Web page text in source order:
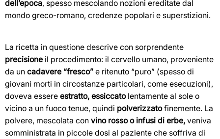
dell’epoca, spesso mescolando nozioni ereditate dal
mondo greco-romano, credenze popolari e superstizioni.
La ricetta in questione descrive con sorprendente
precisione il procedimento: il cervello umano, proveniente
da un cadavere “fresco” e ritenuto “puro” (spesso di
giovani morti in circostanze particolari, come esecuzioni),
doveva essere estratto, essiccatolentamente al sole o
vicino a un fuoco tenue, quindi polverizzatofinemente. La
polvere, mescolata con vino rosso o infusi di erbe, veniva
somministrata in piccole dosi al paziente che soffriva di